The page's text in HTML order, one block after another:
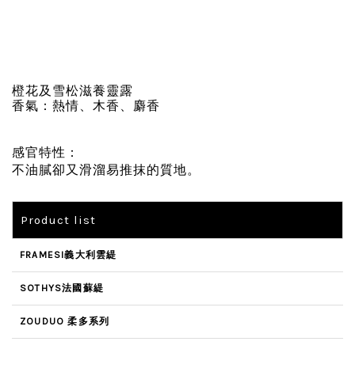
橙花及雪松滋養靈露
香氣：熱情、木香、麝香
感官特性：
不油膩卻又滑溜易推抹的質地。
Product list
FRAMESI義大利雲緹
SOTHYS法國蘇緹
ZOUDUO 柔多系列